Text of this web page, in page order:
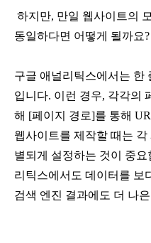
동일하다면 어떻게 될까요?
구글 애널리틱스에서는 한
입니다. 이런 경우, 각각의
해 [페이지 경로]를 통해
웹사이트를 제작할 때는
별되게 설정하는 것이 중
리틱스에서도 데이터를 보
검색 엔진 결과에도 더 나